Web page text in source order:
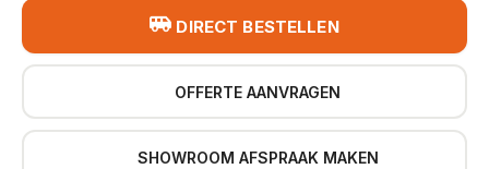
DIRECT BESTELLEN
OFFERTE AANVRAGEN
SHOWROOM AFSPRAAK MAKEN